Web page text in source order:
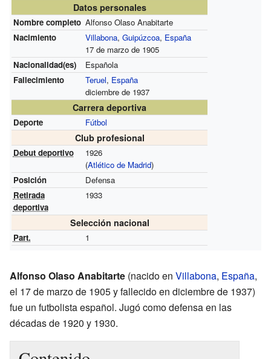
Datos personales
Nombre completo Alfonso Olaso Anabitarte
Nacimiento
Villabona, Guipúzcoa, España
17 de marzo de 1905
Nacionalidad(es)
Española
Fallecimiento
Teruel, España
diciembre de 1937
Carrera deportiva
Deporte Fútbol
Club profesional
Debut deportivo
1926
(Atlético de Madrid)
Posición
Defensa
Retirada
deportiva
1933
Selección nacional
Part. 1
Alfonso Olaso Anabitarte (nacido en Villabona, España,
el 17 de marzo de 1905 y fallecido en diciembre de 1937)
fue un futbolista español. Jugó como defensa en las
décadas de 1920 y 1930.